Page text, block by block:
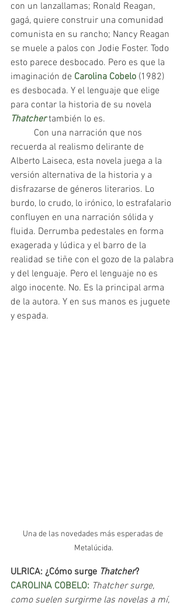
con un lanzallamas; Ronald Reagan,
gagá, quiere construir una comunidad
comunista en su rancho; Nancy Reagan
se muele a palos con Jodie Foster. Todo
esto parece desbocado. Pero es que la
imaginación de Carolina Cobelo (1982)
es desbocada. Y el lenguaje que elige
para contar la historia de su novela
Thatcher también lo es.
recuerda al realismo delirante de
Alberto Laiseca, esta novela juega a la
versión alternativa de la historia y a
disfrazarse de géneros literarios. Lo
burdo, lo crudo, lo irónico, lo estrafalario
confluyen en una narración sólida y
fluida. Derrumba pedestales en forma
exagerada y lúdica y el barro de la
realidad se tiñe con el gozo de la palabra
y del lenguaje. Pero el lenguaje no es
algo inocente. No. Es la principal arma
de la autora. Y en sus manos es juguete
y espada.
Una de las novedades más esperadas de
Metalúcida.
ULRICA: ¿Cómo surge Thatcher?
CAROLINA COBELO: Thatcher surge,
como suelen surgirme las novelas a mí,